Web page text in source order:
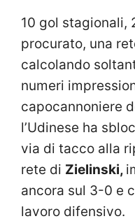
10 gol stagionali,
procurato, una
calcolando
numeri
capocannoniere
l’Udinese ha
via di tacco alla
rete di Zielinski,
ancora sul 3-0 e
lavoro difensivo.